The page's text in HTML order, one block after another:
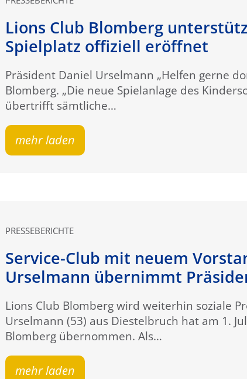
Lions Club Blomberg
Spielplatz offiziell eröffnet
Präsident Daniel Urselmann „Helfen gerne
Blomberg. „Die neue Spielanlage des
übertrifft sämtliche…
mehr laden
PRESSEBERICHTE
Service-Club mit neuem
Urselmann übernimmt
Lions Club Blomberg wird weiterhin soziale
Urselmann (53) aus Diestelbruch hat am 1.
Blomberg übernommen. Als…
mehr laden